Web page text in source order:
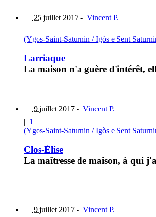
25 juillet 2017 - Vincent P.
(Ygos-Saint-Saturnin / Igòs e Sent
Larriaque
La maison n'a guère d'intérêt,
9 juillet 2017 - Vincent P.
| 1
(Ygos-Saint-Saturnin / Igòs e Sent
Clos-Élise
La maîtresse de maison, à qui
9 juillet 2017 - Vincent P.